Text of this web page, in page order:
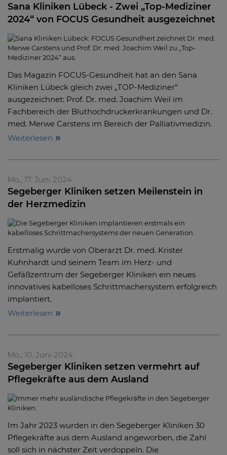
Sana Kliniken Lübeck - Zwei „Top-Mediziner
2024“ von FOCUS Gesundheit ausgezeichnet
Das Magazin FOCUS-Gesundheit hat an den Sana
Kliniken Lübeck gleich zwei „TOP-Mediziner“
ausgezeichnet: Prof. Dr. med. Joachim Weil im
Fachbereich der Bluthochdruckerkrankungen und Dr.
med. Merwe Carstens im Bereich der Palliativmedizin.
Weiterlesen
Mo., 17. Juni 2024
Segeberger Kliniken setzen Meilenstein in
der Herzmedizin
Erstmalig wurde von Oberarzt Dr. med. Krister
Kuhnhardt und seinem Team im Herz- und
Gefäßzentrum der Segeberger Kliniken ein neues
innovatives kabelloses Schrittmachersystem erfolgreich
implantiert.
Weiterlesen
Mo., 10. Juni 2024
Segeberger Kliniken setzen vermehrt auf
Pflegekräfte aus dem Ausland
Im Jahr 2023 wurden in den Segeberger Kliniken 30
Pflegekräfte aus dem Ausland angeworben, die Zahl
soll sich in nächster Zeit verdoppeln. Die